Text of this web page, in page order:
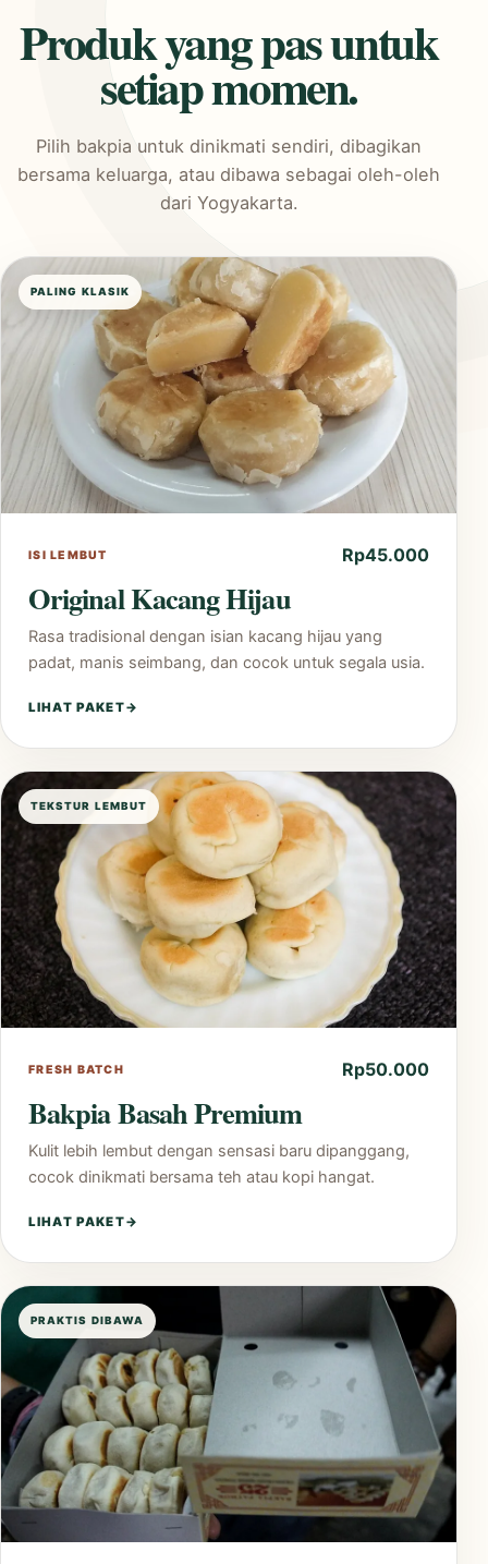
Produk yang pas untuk
setiap momen.
Pilih bakpia untuk dinikmati sendiri, dibagikan
bersama keluarga, atau dibawa sebagai oleh-oleh
dari Yogyakarta.
PALING KLASIK
ISI LEMBUT Rp45.000
Original Kacang Hijau
Rasa tradisional dengan isian kacang hijau yang
padat, manis seimbang, dan cocok untuk segala usia.
LIHAT PAKET→
TEKSTUR LEMBUT
FRESH BATCH Rp50.000
Bakpia Basah Premium
Kulit lebih lembut dengan sensasi baru dipanggang,
cocok dinikmati bersama teh atau kopi hangat.
LIHAT PAKET→
PRAKTIS DIBAWA